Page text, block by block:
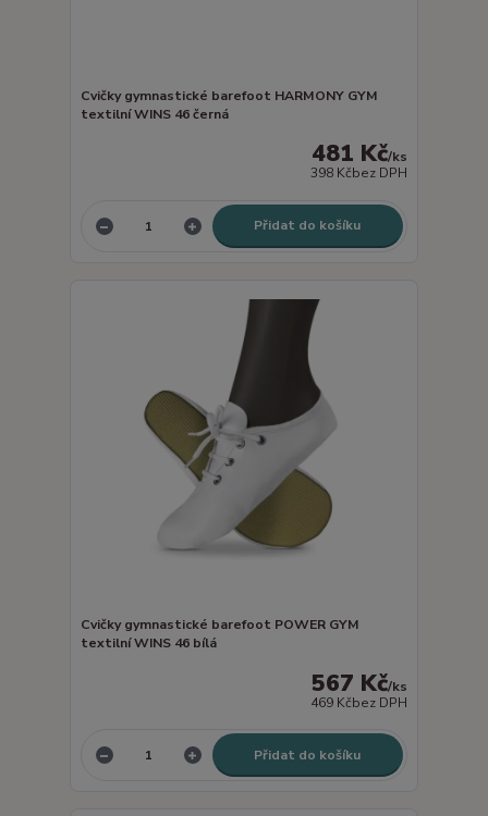
Cvičky gymnastické barefoot HARMONY GYM
textilní WINS 46 černá
481 Kč/ks
398 Kčbez DPH
Přidat do košíku
Cvičky gymnastické barefoot POWER GYM
textilní WINS 46 bílá
567 Kč/ks
469 Kčbez DPH
Přidat do košíku